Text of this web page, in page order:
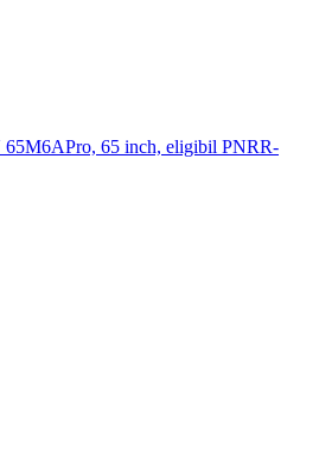
65 inch, eligibil PNRR-